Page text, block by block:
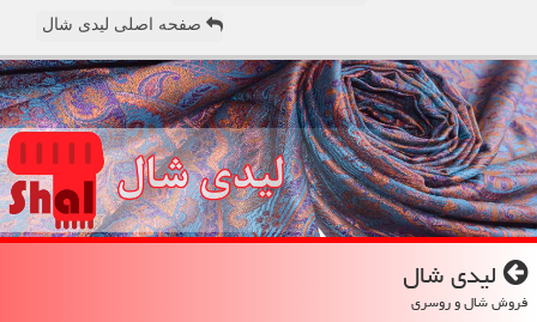
صفحه اصلی لیدی شال
لیدی شال
فروش شال و روسری